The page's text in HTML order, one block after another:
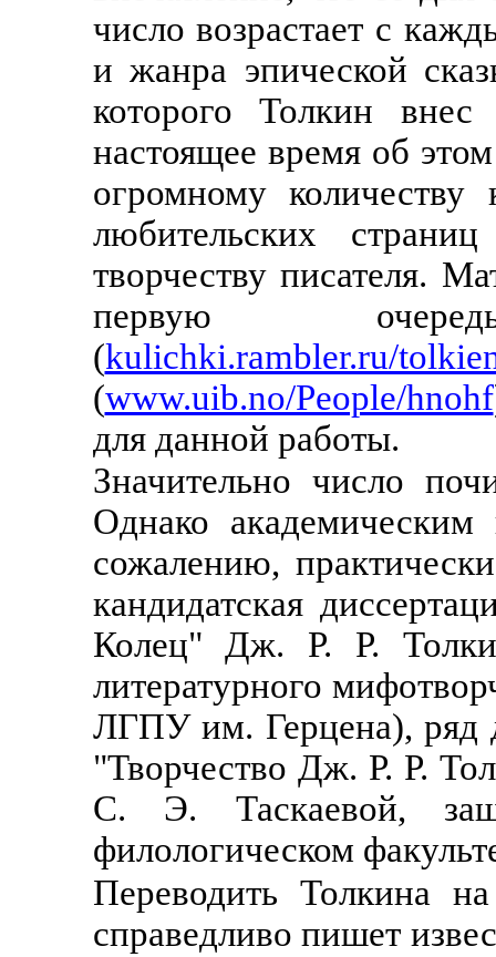
число возрастает с
и жанра эпической
которого Толкин
настоящее время об
огромному
любительских
творчеству писателя.
первую
(kulichki.rambler.ru/
(www.uib.no/People/hnohf
для данной работы.
Значительно число
Однако
сожалению,
кандидатская
Колец" Дж. Р. Р.
литературного
ЛГПУ им. Герцена), ряд
"Творчество Дж. Р. Р.
С. Э. Таскаевой,
филологическом
Переводить Толкина
справедливо пишет